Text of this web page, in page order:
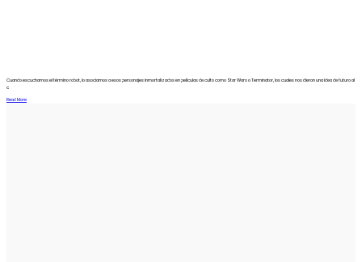
Cuando escuchamos el término robot, lo asociamos a esos personajes inmortalizados en películas de culto como Star Wars o Terminator, los cuales nos dieron una idea de futuro al
c
Read More